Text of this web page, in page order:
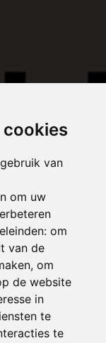
van
om uw
om
van de
, om
de website
in
te
te